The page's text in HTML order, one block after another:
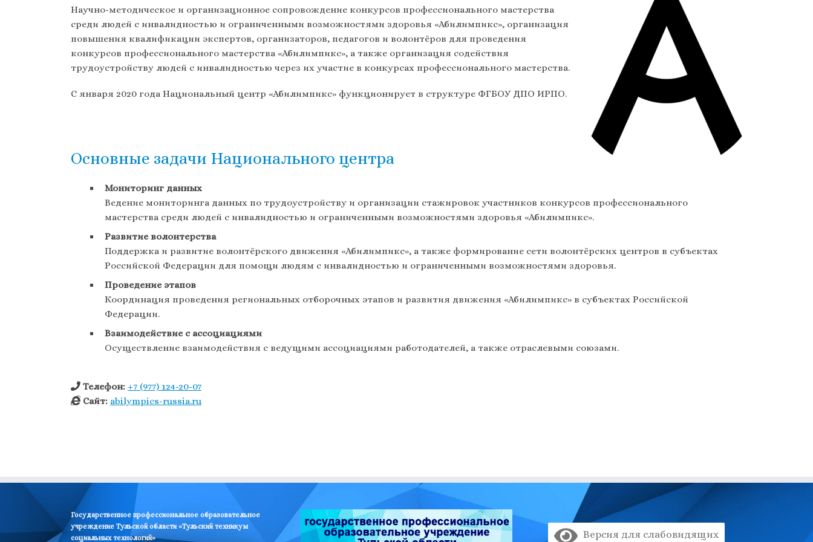
Научно-методическое и организационное сопровождение конкурсов профессионального мастерства
среди людей с инвалидностью и ограниченными возможностями здоровья «Абилимпикс», организация
повышения квалификации экспертов, организаторов, педагогов и волонтёров для проведения
конкурсов профессионального мастерства «Абилимпикс», а также организация содействия
трудоустройству людей с инвалидностью через их участие в конкурсах профессионального мастерства.
С января 2020 года Национальный центр «Абилимпикс» функционирует в структуре ФГБОУ ДПО ИРПО.
Основные задачи Национального центра
Мониторинг данных
Ведение мониторинга данных по трудоустройству и организации стажировок участников конкурсов профессионального
мастерства среди людей с инвалидностью и ограниченными возможностями здоровья «Абилимпикс».
Развитие волонтерства
Поддержка и развитие волонтёрского движения «Абилимпикс», а также формирование сети волонтёрских центров в субъектах
Российской Федерации для помощи людям с инвалидностью и ограниченными возможностями здоровья.
Проведение этапов
Координация проведения региональных отборочных этапов и развития движения «Абилимпикс» в субъектах Российской
Федерации.
Взаимодействие с ассоциациями
Осуществление взаимодействия с ведущими ассоциациями работодателей, а также отраслевыми союзами.
Телефон: +7 (977) 124-20-07
Сайт: abilympics-russia.ru
Государственное профессиональное образовательное
учреждение Тульской области «Тульский техникум
социальных технологий»
Версия для слабовидящих